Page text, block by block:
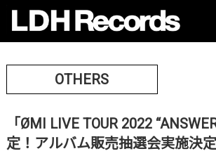
OTHERS
「ØMI LIVE TOUR 2022
定！アルバム販売抽選会実施決定